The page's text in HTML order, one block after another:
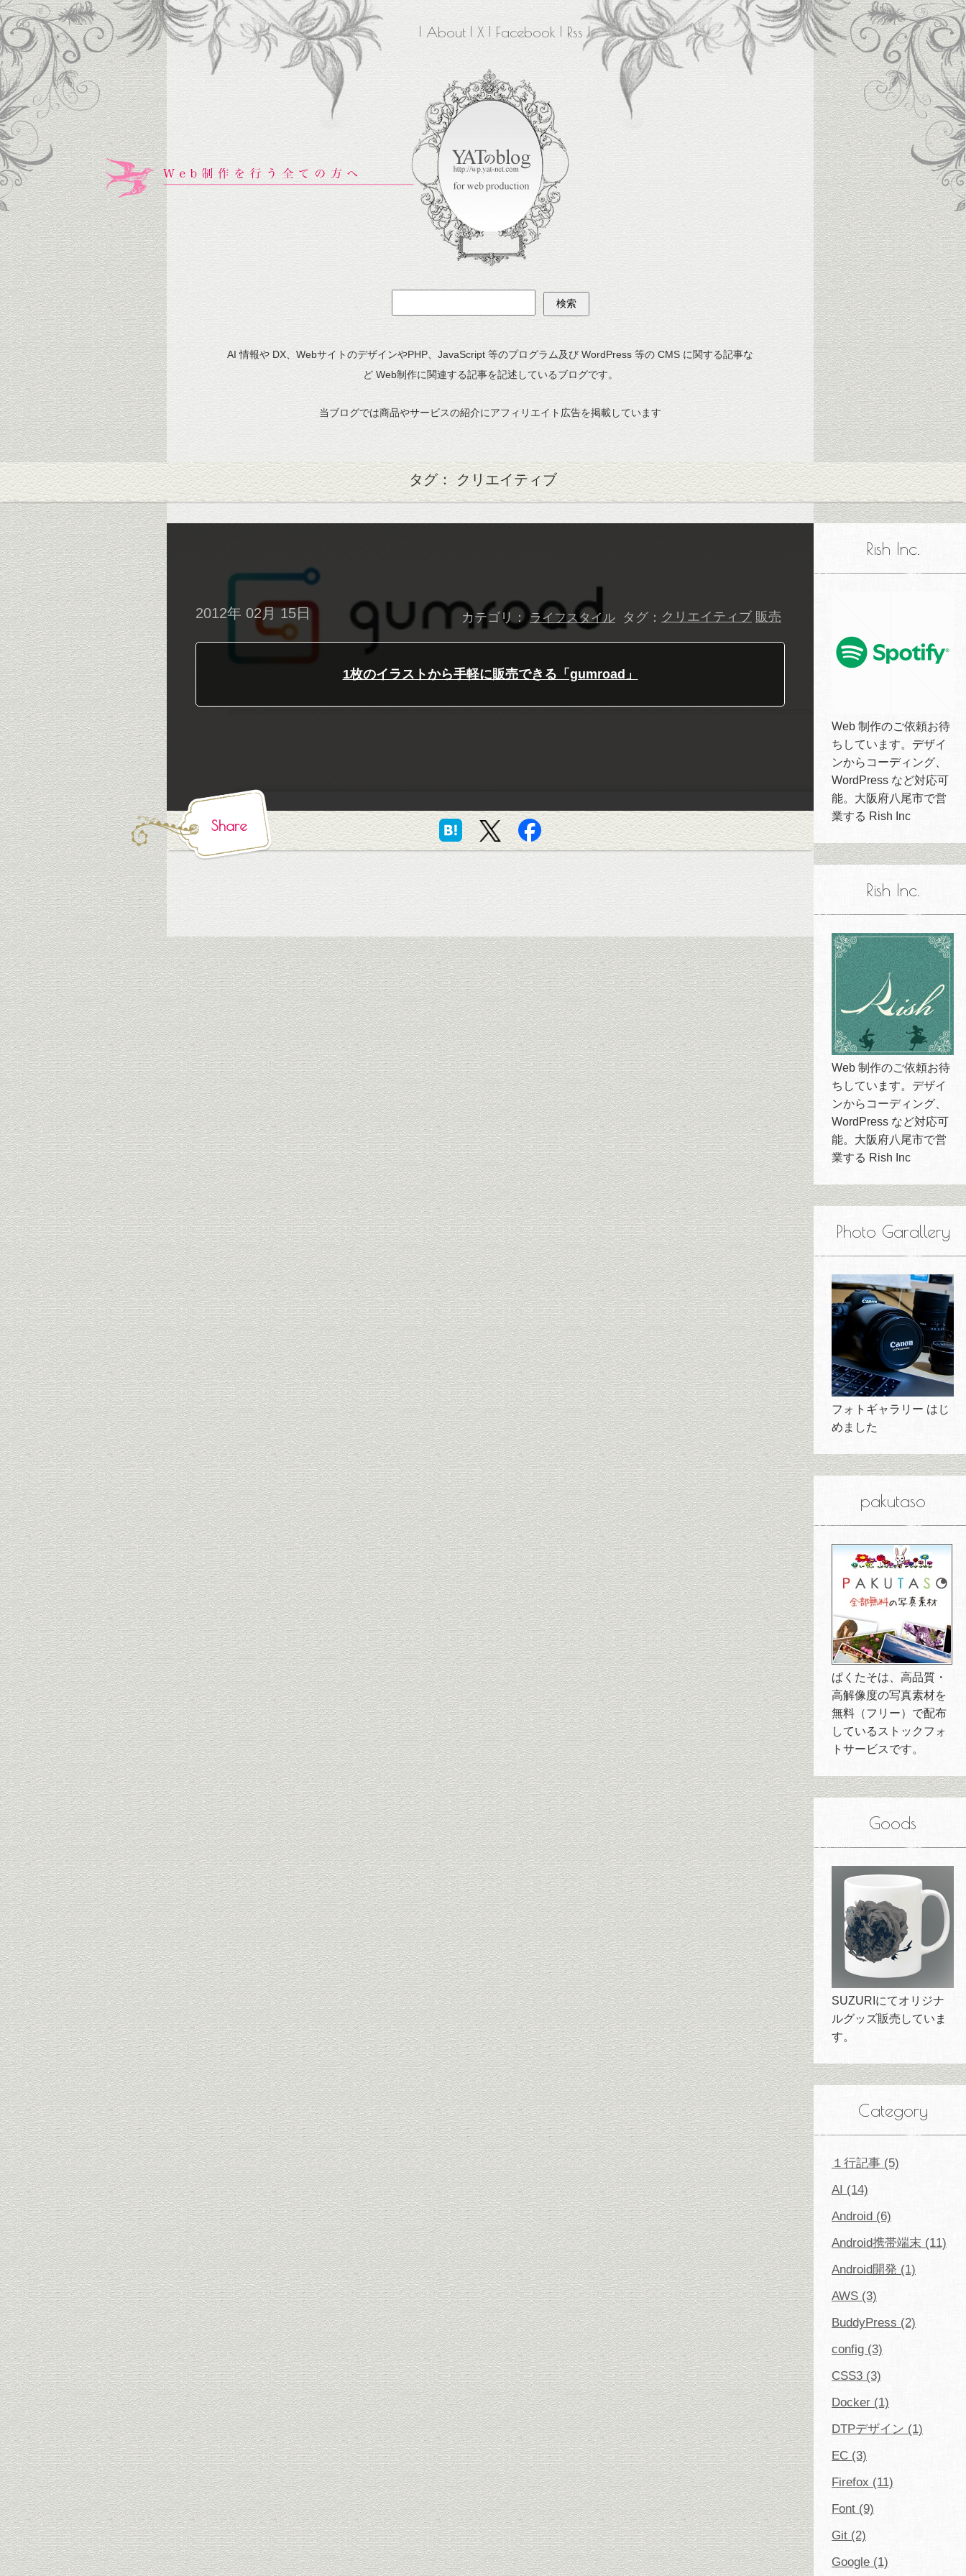
About X Facebook Rss
AI 情報や DX、WebサイトのデザインやPHP、JavaScript 等のプログラム及び WordPress 等の CMS に関する記事な
ど Web制作に関連する記事を記述しているブログです。
当ブログでは商品やサービスの紹介にアフィリエイト広告を掲載しています
タグ： クリエイティブ
2012年 02月 15日 カテゴリ： ライフスタイル タグ： クリエイティブ 販売
1枚のイラストから手軽に販売できる「gumroad」
Share
Rish Inc.
Web 制作のご依頼お待
ちしています。デザイ
ンからコーディング、
WordPress など対応可
能。大阪府八尾市で営
業する Rish Inc
Rish Inc.
Web 制作のご依頼お待
ちしています。デザイ
ンからコーディング、
WordPress など対応可
能。大阪府八尾市で営
業する Rish Inc
Photo Garallery
フォトギャラリー はじ
めました
pakutaso
ぱくたそは、高品質・
高解像度の写真素材を
無料（フリー）で配布
しているストックフォ
トサービスです。
Goods
SUZURIにてオリジナ
ルグッズ販売していま
す。
Category
１行記事 (5)
AI (14)
Android (6)
Android携帯端末 (11)
Android開発 (1)
AWS (3)
BuddyPress (2)
config (3)
CSS3 (3)
Docker (1)
DTPデザイン (1)
EC (3)
Firefox (11)
Font (9)
Git (2)
Google (1)